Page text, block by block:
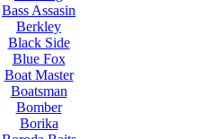
Bass Assasin
Berkley
Black Side
Blue Fox
Boat Master
Boatsman
Bomber
Borika